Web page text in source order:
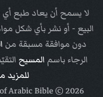
لا يسمح أن يعاد طبع
البيع - أو نشر بأي شكل
دون موافقة مسبقة من
الرجاء باسم المسيح
للمزيد
2026
© Kalimat Alhayat a ministry of
Arabic Bible